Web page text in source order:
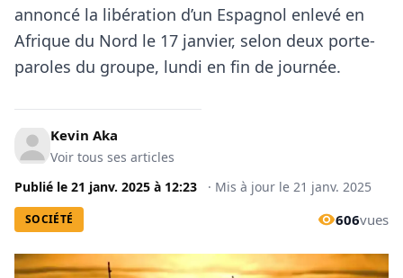
annoncé la libération d’un Espagnol enlevé en
Afrique du Nord le 17 janvier, selon deux porte-
paroles du groupe, lundi en fin de journée.
Kevin Aka
Voir tous ses articles
Publié le 21 janv. 2025 à 12:23 · Mis à jour le 21 janv. 2025
SOCIÉTÉ 606vues